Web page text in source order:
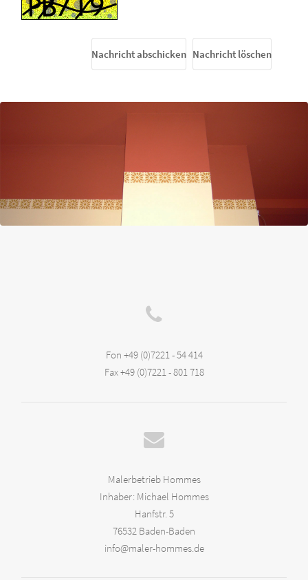
Fon +49 (0)7221 - 54 414
Fax +49 (0)7221 - 801 718
Malerbetrieb Hommes
Inhaber: Michael Hommes
Hanfstr. 5
76532 Baden-Baden
info@maler-hommes.de